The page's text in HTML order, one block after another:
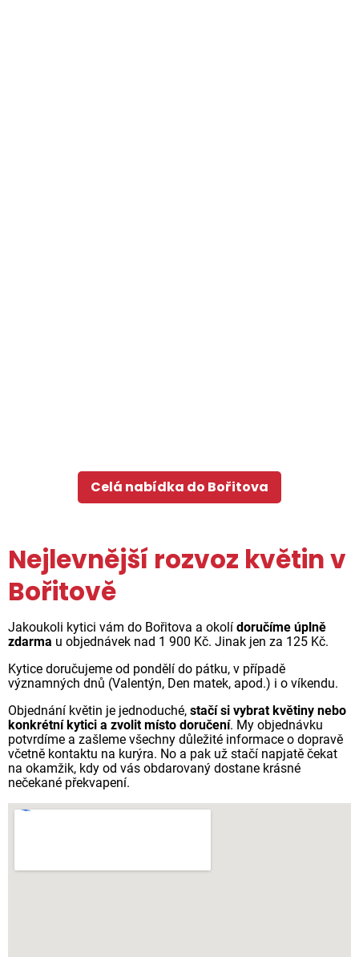
Celá nabídka do Bořitova
Nejlevnější rozvoz květin v
Bořitově
Jakoukoli kytici vám do Bořitova a okolí doručíme úplně
zdarma u objednávek nad 1 900 Kč. Jinak jen za 125 Kč.
Kytice doručujeme od pondělí do pátku, v případě
významných dnů (Valentýn, Den matek, apod.) i o víkendu.
Objednání květin je jednoduché, stačí si vybrat květiny nebo
konkrétní kytici a zvolit místo doručení. My objednávku
potvrdíme a zašleme všechny důležité informace o dopravě
včetně kontaktu na kurýra. No a pak už stačí napjatě čekat
na okamžik, kdy od vás obdarovaný dostane krásné
nečekané překvapení.